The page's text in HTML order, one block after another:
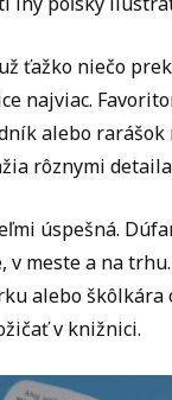
ťažko niečo
najviac.
alebo
rôznymi
úspešná.
v meste a na trhu.
alebo škôlkára
v knižnici.